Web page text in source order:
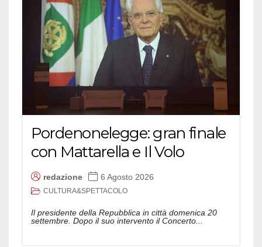
Pordenonelegge: gran finale
con Mattarella e Il Volo
redazione 6 Agosto 2026
CULTURA&SPETTACOLO
Il presidente della Repubblica in città domenica 20
settembre. Dopo il suo intervento il Concerto...